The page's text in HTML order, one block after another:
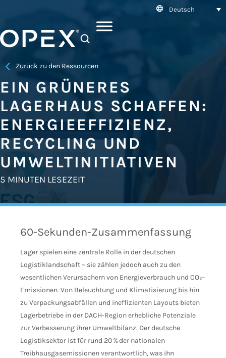
Deutsch
Zurück zu den Ressourcen
EIN GRÜNERES
LAGERHAUS SCHAFFEN:
ENERGIEEFFIZIENZ,
RECYCLING UND
UMWELTINITIATIVEN
5 MINUTEN LESEZEIT
60-Sekunden-Zusammenfassung
Lager spielen eine zentrale Rolle in der deutschen
Logistiklandschaft – sie zählen jedoch auch zu den
wesentlichen Verursachern von Energieverbrauch und CO₂-
Emissionen. Von Beleuchtung und Klimatisierung bis hin
zu Verpackungsabfällen und ineffizienten Layouts bieten
Lagerbetriebe in der DACH-Region erhebliche Potenziale
zur Verbesserung ihrer Umweltbilanz. Der deutsche
Logistiksektor ist für rund 20 % der nationalen
Treibhausgasemissionen verantwortlich, was ihn